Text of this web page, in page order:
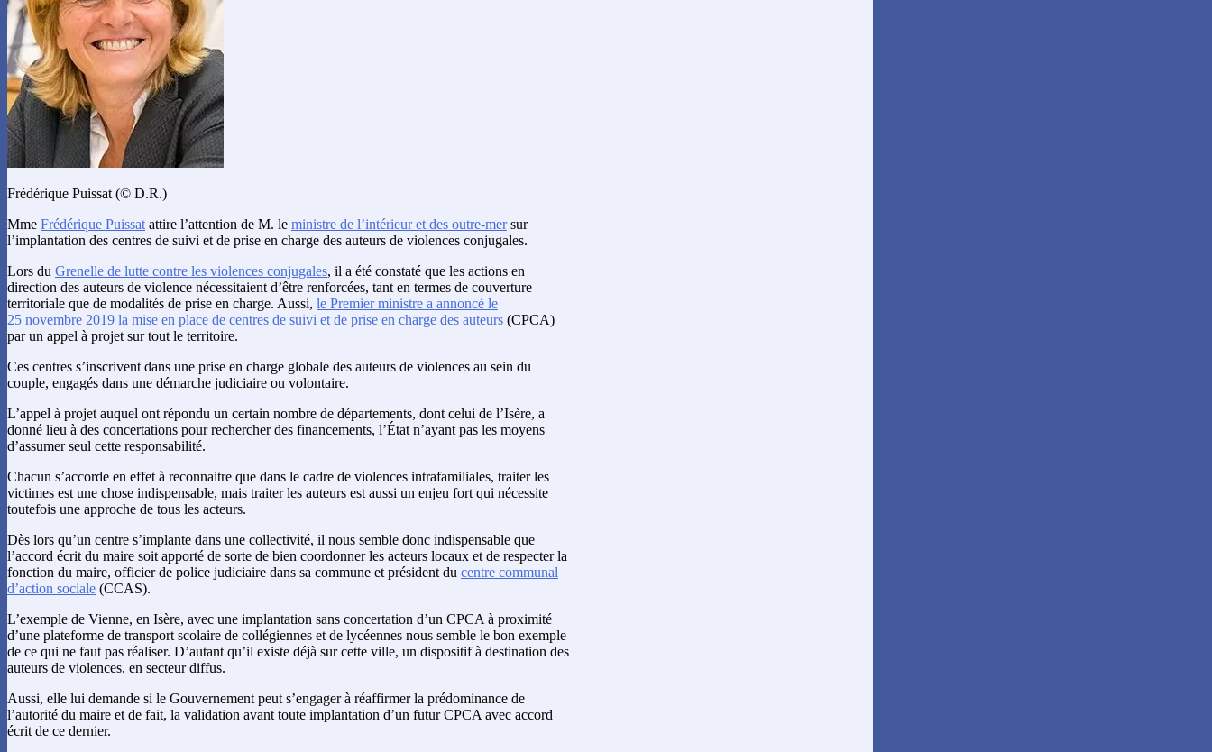
Frédérique Puissat (© D.R.)
Mme Frédérique Puissat attire l’attention de M. le ministre de l’intérieur et des outre-mersur
l’implantation des centres de suivi et de prise en charge des auteurs de violences conjugales.
Lors du Grenelle de lutte contre les violences conjugales, il a été constaté que les actions en
direction des auteurs de violence nécessitaient d’être renforcées, tant en termes de couverture
territoriale que de modalités de prise en charge. Aussi, le Premier ministre a annoncé le
25 novembre 2019 la mise en place de centres de suivi et de prise en charge des auteurs (CPCA)
par un appel à projet sur tout le territoire.
Ces centres s’inscrivent dans une prise en charge globale des auteurs de violences au sein du
couple, engagés dans une démarche judiciaire ou volontaire.
L’appel à projet auquel ont répondu un certain nombre de départements, dont celui de l’Isère, a
donné lieu à des concertations pour rechercher des financements, l’État n’ayant pas les moyens
d’assumer seul cette responsabilité.
Chacun s’accorde en effet à reconnaitre que dans le cadre de violences intrafamiliales, traiter les
victimes est une chose indispensable, mais traiter les auteurs est aussi un enjeu fort qui nécessite
toutefois une approche de tous les acteurs.
Dès lors qu’un centre s’implante dans une collectivité, il nous semble donc indispensable que
l’accord écrit du maire soit apporté de sorte de bien coordonner les acteurs locaux et de respecter la
fonction du maire, officier de police judiciaire dans sa commune et président du centre communal
d’action sociale (CCAS).
L’exemple de Vienne, en Isère, avec une implantation sans concertation d’un CPCA à proximité
d’une plateforme de transport scolaire de collégiennes et de lycéennes nous semble le bon exemple
de ce qui ne faut pas réaliser. D’autant qu’il existe déjà sur cette ville, un dispositif à destination des
auteurs de violences, en secteur diffus.
Aussi, elle lui demande si le Gouvernement peut s’engager à réaffirmer la prédominance de
l’autorité du maire et de fait, la validation avant toute implantation d’un futur CPCA avec accord
écrit de ce dernier.